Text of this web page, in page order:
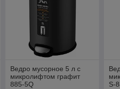
Ведро мусорное 5 л с
микролифтом графит
885-5Q
S-